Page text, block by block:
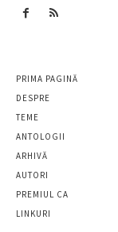
PRIMA PAGINĂ
DESPRE
TEME
ANTOLOGII
ARHIVĂ
AUTORI
PREMIUL CA
LINKURI